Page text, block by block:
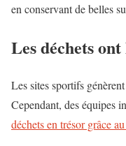
en conservant de belles
Les déchets
Les sites sportifs
Cependant, des équipes
déchets en trésor grâce